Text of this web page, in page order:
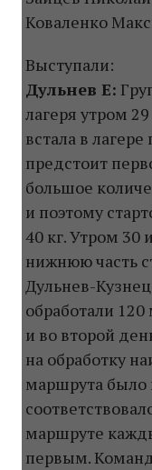
Коваленко
Выступали:
Дульнев Е:
лагеря утром
встала в
предстоит
большое
и поэтому
40 кг. Утром 30
нижнюю часть
Дульнев-
обработали 120
и во второй
на обработку
маршрута было
маршруте
первым.